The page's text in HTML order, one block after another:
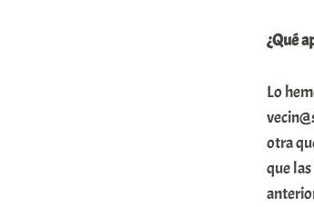
¿Qué
Lo
otra
que